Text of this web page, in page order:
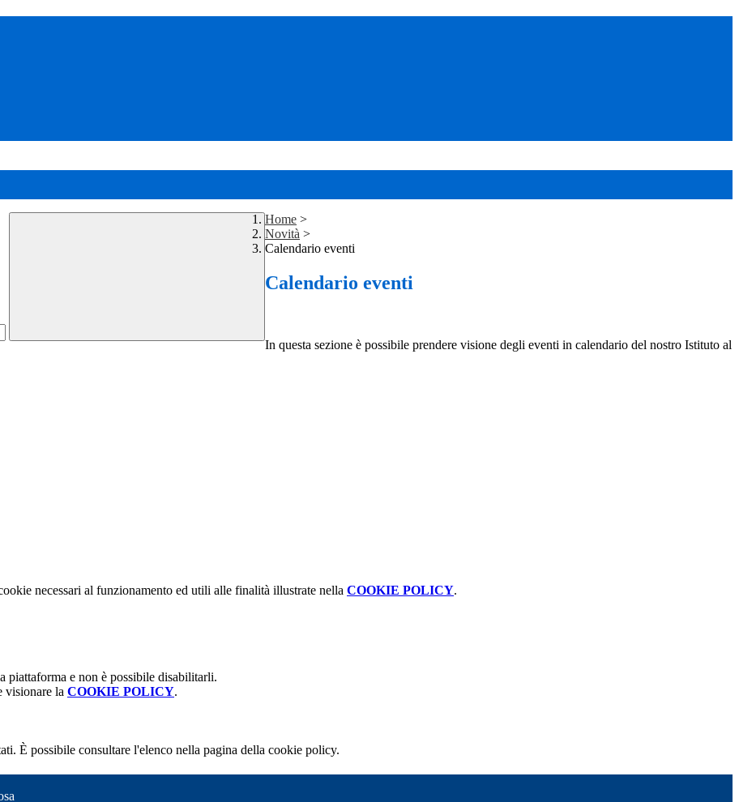
Home >
Novità >
Calendario eventi
Calendario eventi
In questa sezione è possibile prendere visione degli eventi in calendario del nostro Istituto al
necessari al funzionamento ed utili alle finalità illustrate nella COOKIE POLICY.
piattaforma e non è possibile disabilitarli.
visionare la COOKIE POLICY.
È possibile consultare l'elenco nella pagina della cookie policy.